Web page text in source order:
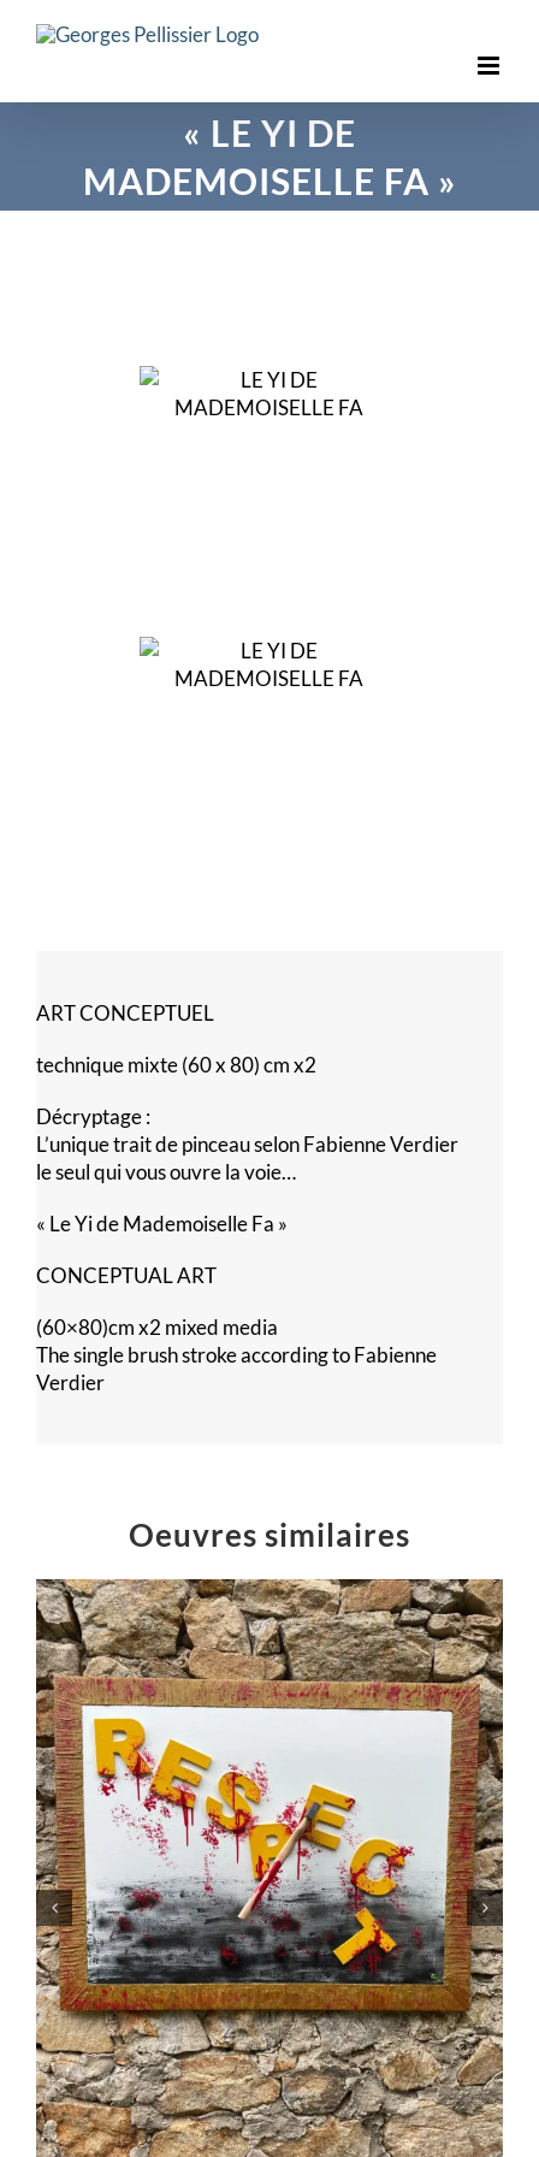
« LE YI DE
MADEMOISELLE FA »
ART CONCEPTUEL
technique mixte (60 x 80) cm x2
Décryptage :
L’unique trait de pinceau selon Fabienne Verdier
le seul qui vous ouvre la voie…
« Le Yi de Mademoiselle Fa »
CONCEPTUAL ART
(60×80)cm x2 mixed media
The single brush stroke according to Fabienne
Verdier
Oeuvres similaires
Poussières d’étoiles
Peintures